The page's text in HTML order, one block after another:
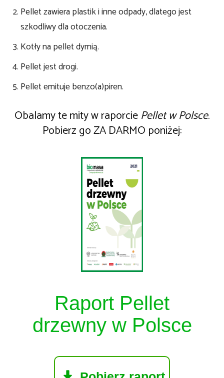
Pellet zawiera plastik i inne odpady, dlatego jest
szkodliwy dla otoczenia.
Kotły na pellet dymią.
Pellet jest drogi.
Pellet emituje benzo(a)piren.
Obalamy te mity w raporciePellet w Polsce.
Pobierz go ZA DARMO poniżej:
Raport Pellet
drzewny w Polsce